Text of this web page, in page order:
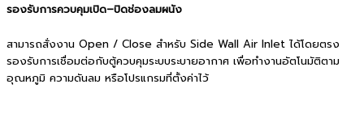
รองรับการควบคุมเปิด–ปิดช่องลมผนัง
สามารถสั่งงาน Open / Close สำหรับ Side Wall Air Inlet ได้โดยตรง
รองรับการเชื่อมต่อกับตู้ควบคุมระบบระบายอากาศ เพื่อทำงานอัตโนมัติตาม
อุณหภูมิ ความดันลม หรือโปรแกรมที่ตั้งค่าไว้